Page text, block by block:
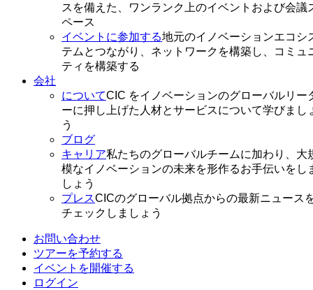
スを備えた、ワンランク上のイベントおよび会議
ペース
イベントに参加する地元のイノベーションエコシ
テムとつながり、ネットワークを構築し、コミュ
ティを構築する
会社
についてCIC をイノベーションのグローバルリー
ーに押し上げた人材とサービスについて学びまし
う
ブログ
キャリア私たちのグローバルチームに加わり、大
模なイノベーションの未来を形作るお手伝いをし
しょう
プレスCICのグローバル拠点からの最新ニュース
チェックしましょう
お問い合わせ
ツアーを予約する
イベントを開催する
ログイン